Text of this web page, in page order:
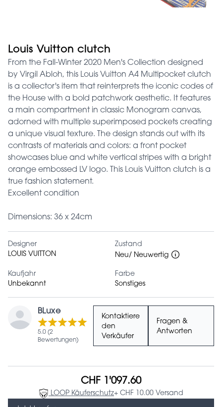
Louis Vuitton clutch
From the Fall-Winter 2020 Men's Collection designed
by Virgil Abloh, this Louis Vuitton A4 Multipocket clutch
is a collector's item that reinterprets the iconic codes of
the House with a bold patchwork aesthetic. It features
a main compartment in classic Monogram canvas,
adorned with multiple superimposed pockets creating
a unique visual texture. The design stands out with its
contrasts of materials and colors: a front pocket
showcases blue and white vertical stripes with a bright
orange embossed LV logo. This Louis Vuitton clutch is a
true fashion statement.
Excellent condition
Dimensions: 36 x 24cm
Designer
LOUIS VUITTON
Zustand
Neu/ Neuwertig
Kaufjahr
Unbekannt
Farbe
Sonstiges
BLuxe
5.0 (2
Bewertungen)
Kontaktiere
den
Verkäufer
Fragen &
Antworten
CHF 1'097.60
LOOP Käuferschutz+ CHF 10.00 Versand